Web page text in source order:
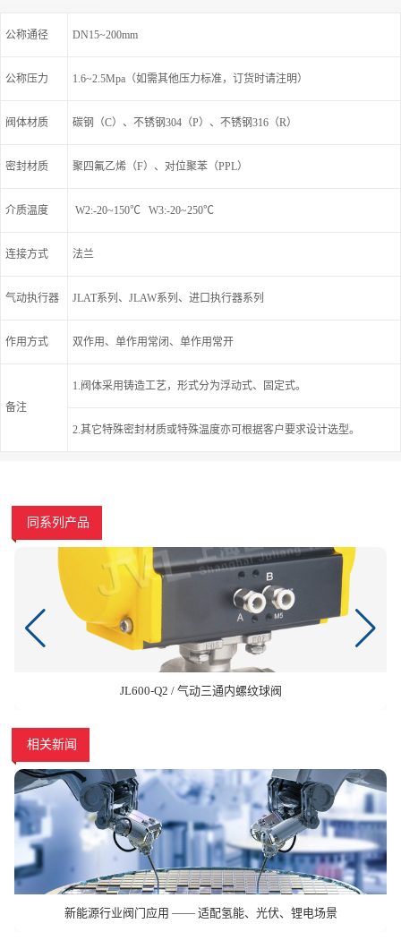
公称通径 DN15~200mm
公称压力 1.6~2.5Mpa（如需其他压力标准，订货时请注明）
阀体材质 碳钢（C）、不锈钢304（P）、不锈钢316（R）
密封材质 聚四氟乙烯（F）、对位聚苯（PPL）
介质温度 W2:-20~150℃ W3:-20~250℃
连接方式 法兰
气动执行器 JLAT系列、JLAW系列、进口执行器系列
作用方式 双作用、单作用常闭、单作用常开
备注
1.阀体采用铸造工艺，形式分为浮动式、固定式。
2.其它特殊密封材质或特殊温度亦可根据客户要求设计选型。
同系列产品
JL600-Q2 / 气动三通内螺纹球阀
相关新闻
新能源行业阀门应用 —— 适配氢能、光伏、锂电场景